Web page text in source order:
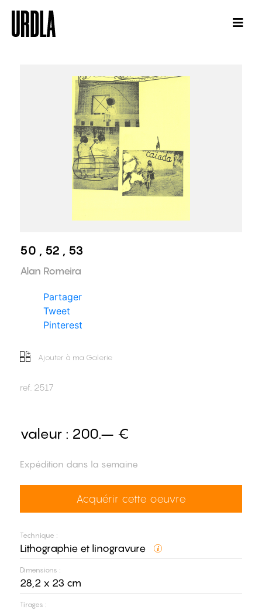
50 , 52 , 53
Alan Romeira
Partager
Tweet
Pinterest
Ajouter à ma Galerie
ref. 2517
Technique :
Lithographie et linogravure
Dimensions :
28,2 x 23 cm
Tirages :
valeur : 200.– €
Expédition dans la semaine
Acquérir cette oeuvre